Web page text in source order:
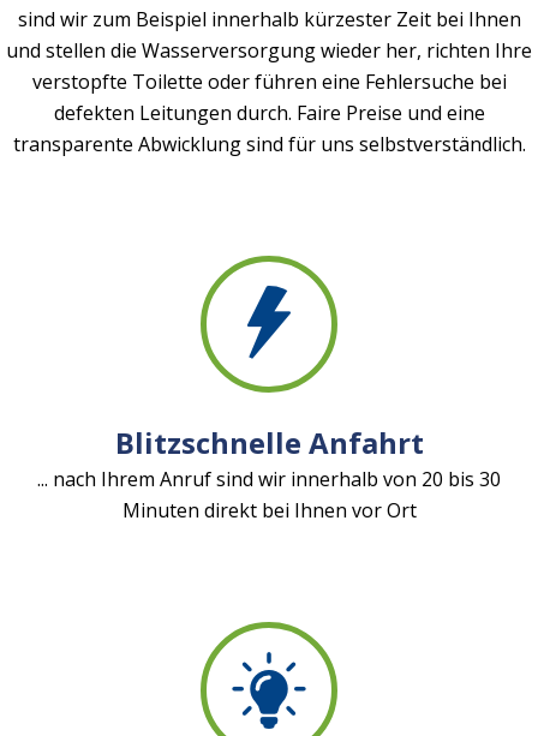
sind wir zum Beispiel innerhalb kürzester Zeit bei Ihnen
und stellen die Wasserversorgung wieder her, richten Ihre
verstopfte Toilette oder führen eine Fehlersuche bei
defekten Leitungen durch. Faire Preise und eine
transparente Abwicklung sind für uns selbstverständlich.
Blitzschnelle Anfahrt
... nach Ihrem Anruf sind wir innerhalb von 20 bis 30
Minuten direkt bei Ihnen vor Ort